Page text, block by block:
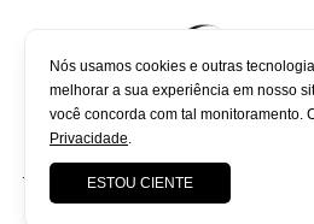
Todos os direitos reservados à
por
Nós usamos cookies e outras
melhorar a sua experiência em nosso
você concorda com tal monitoramento.
Privacidade.
ESTOU CIENTE